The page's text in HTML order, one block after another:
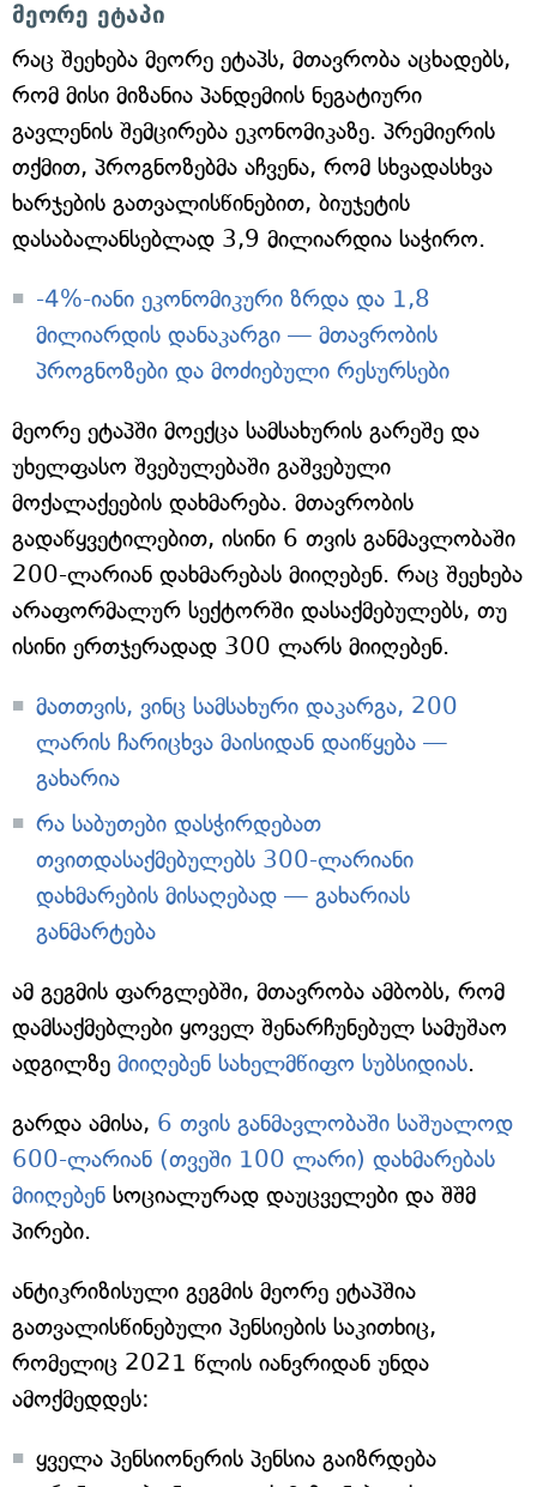
მეორე ეტაპი
რაც შეეხება მეორე ეტაპს, მთავრობა აცხადებს,
რომ მისი მიზანია პანდემიის ნეგატიური
გავლენის შემცირება ეკონომიკაზე. პრემიერის
თქმით, პროგნოზებმა აჩვენა, რომ სხვადასხვა
ხარჯების გათვალისწინებით, ბიუჯეტის
დასაბალანსებლად 3,9 მილიარდია საჭირო.
-4%-იანი ეკონომიკური ზრდა და 1,8
მილიარდის დანაკარგი — მთავრობის
პროგნოზები და მოძიებული რესურსები
მეორე ეტაპში მოექცა სამსახურის გარეშე და
უხელფასო შვებულებაში გაშვებული
მოქალაქეების დახმარება. მთავრობის
გადაწყვეტილებით, ისინი 6 თვის განმავლობაში
200-ლარიან დახმარებას მიიღებენ. რაც შეეხება
არაფორმალურ სექტორში დასაქმებულებს, თუ
ისინი ერთჯერადად 300 ლარს მიიღებენ.
მათთვის, ვინც სამსახური დაკარგა, 200
ლარის ჩარიცხვა მაისიდან დაიწყება —
გახარია
რა საბუთები დასჭირდებათ
თვითდასაქმებულებს 300-ლარიანი
დახმარების მისაღებად — გახარიას
განმარტება
ამ გეგმის ფარგლებში, მთავრობა ამბობს, რომ
დამსაქმებლები ყოველ შენარჩუნებულ სამუშაო
ადგილზე მიიღებენ სახელმწიფო სუბსიდიას.
გარდა ამისა, 6 თვის განმავლობაში საშუალოდ
600-ლარიან (თვეში 100 ლარი) დახმარებას
მიიღებენ სოციალურად დაუცველები და შშმ
პირები.
ანტიკრიზისული გეგმის მეორე ეტაპშია
გათვალისწინებული პენსიების საკითხიც,
რომელიც 2021 წლის იანვრიდან უნდა
ამოქმედდეს:
ყველა პენსიონერის პენსია გაიზრდება